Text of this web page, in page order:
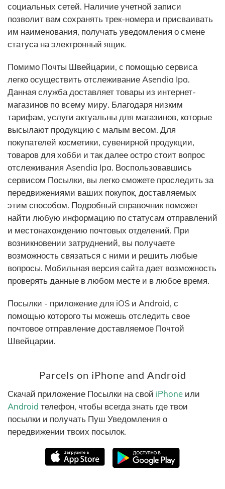
социальных сетей. Наличие учетной записи
позволит вам сохранять трек-номера и присваивать
им наименования, получать уведомления о смене
статуса на электронный ящик.
Помимо Почты Швейцарии, с помощью сервиса
легко осуществить отслеживание Asendia Ipa.
Данная служба доставляет товары из интернет-
магазинов по всему миру. Благодаря низким
тарифам, услуги актуальны для магазинов, которые
высылают продукцию с малым весом. Для
покупателей косметики, сувенирной продукции,
товаров для хобби и так далее остро стоит вопрос
отслеживания Asendia Ipa. Воспользовавшись
сервисом Посылки, вы легко сможете проследить за
передвижениями ваших покупок, доставляемых
этим способом. Подробный справочник поможет
найти любую информацию по статусам отправлений
и местонахождению почтовых отделений. При
возникновении затруднений, вы получаете
возможность связаться с ними и решить любые
вопросы. Мобильная версия сайта дает возможность
проверять данные в любом месте и в любое время.
Посылки - приложение для iOS и Android, с
помощью которого ты можешь отследить свое
почтовое отправление доставляемое Почтой
Швейцарии.
Parcels on iPhone and Android
Скачай приложение Посылки на свой iPhone или
Android телефон, чтобы всегда знать где твои
посылки и получать Пуш Уведомления о
передвижении твоих посылок.